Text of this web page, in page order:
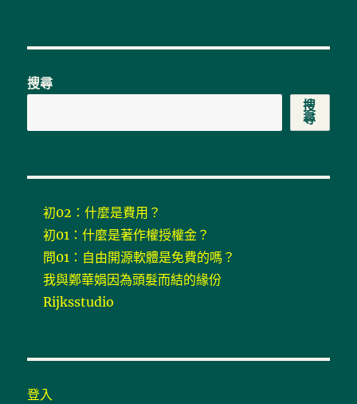
搜尋
搜
尋
初02：什麼是費用？
初01：什麼是著作權授權金？
問01：自由開源軟體是免費的嗎？
我與鄭華娟因為頭髮而結的緣份
Rijksstudio
登入